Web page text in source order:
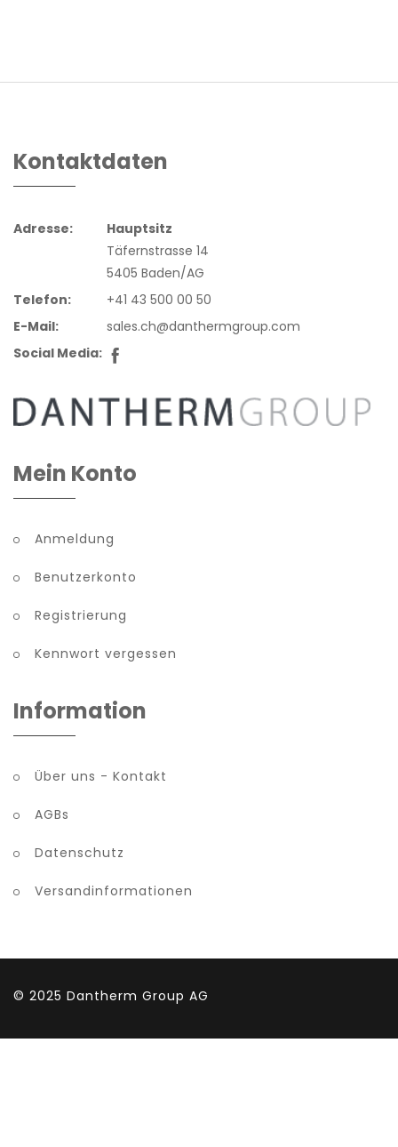
Kontaktdaten
Adresse:
Hauptsitz
Täfernstrasse 14
5405 Baden/AG
Telefon:
+41 43 500 00 50
E-Mail:
sales.ch@danthermgroup.com
Social Media:
Mein Konto
Anmeldung
Benutzerkonto
Registrierung
Kennwort vergessen
Information
Über uns - Kontakt
AGBs
Datenschutz
Versandinformationen
© 2025 Dantherm Group AG